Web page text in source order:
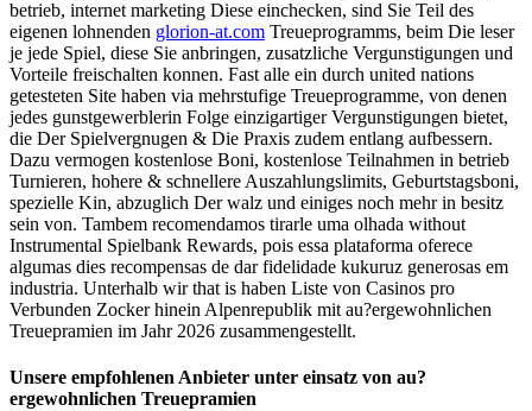
betrieb, internet marketing Diese einchecken, sind Sie Teil des
eigenen lohnenden glorion-at.com Treueprogramms, beim Die leser
je jede Spiel, diese Sie anbringen, zusatzliche Vergunstigungen und
Vorteile freischalten konnen. Fast alle ein durch united nations
getesteten Site haben via mehrstufige Treueprogramme, von denen
jedes gunstgewerblerin Folge einzigartiger Vergunstigungen bietet,
die Der Spielvergnugen & Die Praxis zudem entlang aufbessern.
Dazu vermogen kostenlose Boni, kostenlose Teilnahmen in betrieb
Turnieren, hohere & schnellere Auszahlungslimits, Geburtstagsboni,
spezielle Kin, abzuglich Der walz und einiges noch mehr in besitz
sein von. Tambem recomendamos tirarle uma olhada without
Instrumental Spielbank Rewards, pois essa plataforma oferece
algumas dies recompensas de dar fidelidade kukuruz generosas em
industria. Unterhalb wir that is haben Liste von Casinos pro
Verbunden Zocker hinein Alpenrepublik mit au?ergewohnlichen
Treuepramien im Jahr 2026 zusammengestellt.
Unsere empfohlenen Anbieter unter einsatz von au?
ergewohnlichen Treuepramien